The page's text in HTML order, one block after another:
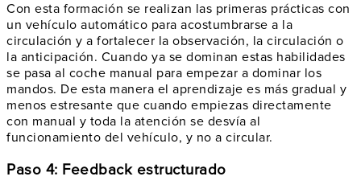
Con esta formación se realizan las primeras prácticas con
un vehículo automático para acostumbrarse a la
circulación y a fortalecer la observación, la circulación o
la anticipación. Cuando ya se dominan estas habilidades
se pasa al coche manual para empezar a dominar los
mandos. De esta manera el aprendizaje es más gradual y
menos estresante que cuando empiezas directamente
con manual y toda la atención se desvía al
funcionamiento del vehículo, y no a circular.
Paso 4: Feedback estructurado